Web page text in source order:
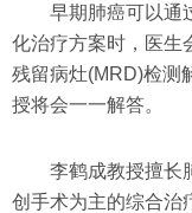
早期肺癌可以通
化治疗方案时，医生
残留病灶(MRD)检测
授将会一一解答。
李鹤成教授擅长
创手术为主的综合治